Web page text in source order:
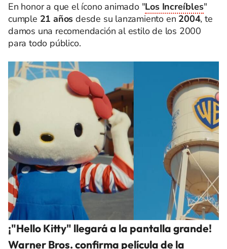
En honor a que el ícono animado "Los Increíbles"
cumple 21 años desde su lanzamiento en 2004, te
damos una recomendación al estilo de los 2000
para todo público.
¡"Hello Kitty" llegará a la pantalla grande!
Warner Bros. confirma película de la